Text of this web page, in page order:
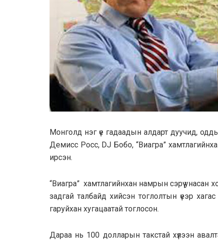
Монголд нэг үе гадаадын алдарт дуучид,
Демисс Росс, DJ Бобо, “Виагра”
ирсэн.
“Виагра” хамтлагийнхан намрын сэрүү
задгай талбайд хийсэн тоглолтын үеэр
гаруйхан хугацаатай тоглосон.
Дараа нь 100 долларын такстай хүлээн